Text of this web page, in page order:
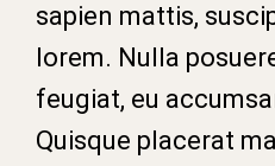
sapien mattis,
lorem. Nulla
feugiat, eu
Quisque placerat